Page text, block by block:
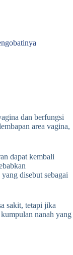
dan berfungsi
area vagina,
dapat kembali
disebut sebagai
sakit, tetapi jika
nanah yang